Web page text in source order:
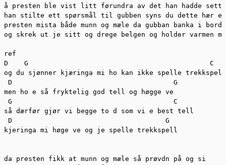
å presten ble vist litt førundra av det han hadde sett
han stilte ett spørsmål til gubben syns du dette hær
presten mista både munn og mæle da gubban banka i
og skrek ut je sitt og drege belgen og holder varmen
ref
D    G                                             C
og du sjønner kjæringa mi ho kan ikke spelle trekkspell
D                                        G
men ho e så fryktelig god tell og høgge ve
G                                        C
så dærfør gjør vi begge to d som vi e best tell
D                                      G
kjeringa mi høge ve og je spelle trekkspell
da presten fikk at munn og mæle så prøvdn på og si